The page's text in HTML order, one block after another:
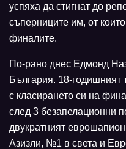
успяха да стигнат до
съперниците им, от
финалите.
По-рано днес Едмонд
България. 18-годишният
с класирането си на
след 3 безапелационни
двукратният
Азизли, №1 в света и